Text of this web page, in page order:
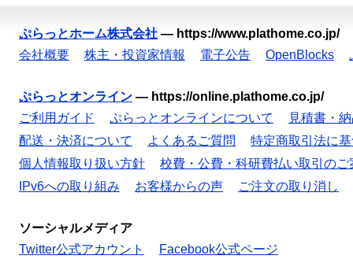
ぷらっとホーム株式会社 — https://www.plathome.co.jp/
会社概要
株主・投資家情報 電子公告 OpenBlocks
ぷらっとオンライン — https://online.plathome.co.jp/
ご利用ガイド
ぷらっとオンラインについて
見積書・
配送・決済について
よくあるご質問
特定商取引法に
個人情報取り扱い方針
校費・公費・科研費払い取引のご
IPv6への取り組み
お客様からの声 ご注文の取り消し
ソーシャルメディア
Twitter公式アカウント
Facebook公式ページ